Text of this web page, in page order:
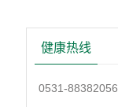
健康热线
0531-88382056